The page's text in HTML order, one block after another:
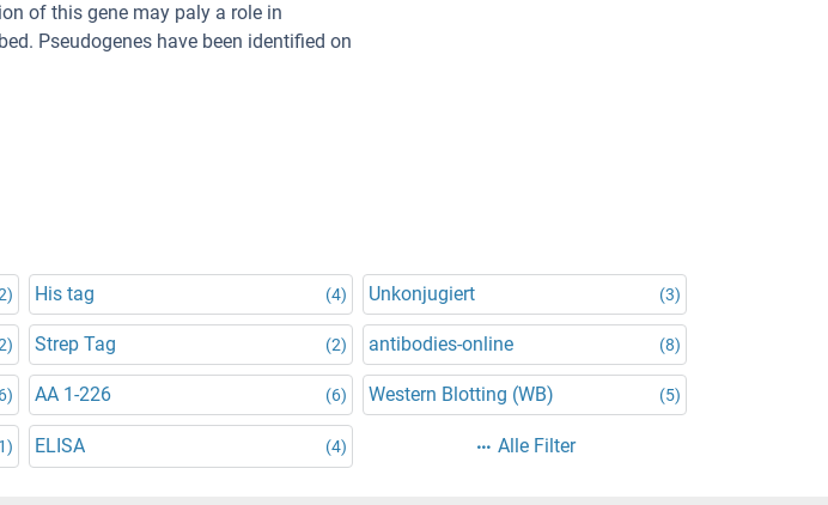
of this gene may paly a role in
Pseudogenes have been identified on
His tag (4) Unkonjugiert (3)
Strep Tag (2) antibodies-online (8)
AA 1-226 (6) Western Blotting (WB) (5)
ELISA (4) Alle Filter